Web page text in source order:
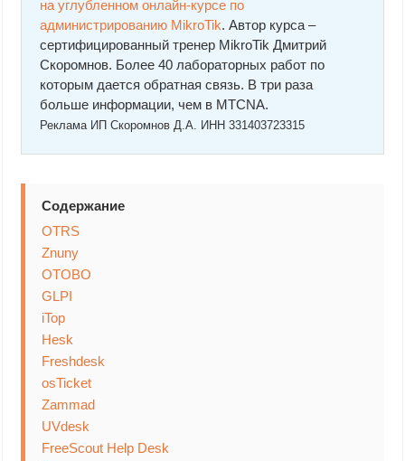
на углубленном онлайн-курcе по
администрированию MikroTik. Автор курcа –
сертифицированный тренер MikroTik Дмитрий
Скоромнов. Более 40 лабораторных работ по
которым дается обратная связь. В три раза
больше информации, чем в MTCNA.
Реклама ИП Скоромнов Д.А. ИНН 331403723315
Содержание
OTRS
Znuny
OTOBO
GLPI
iTop
Hesk
Freshdesk
osTicket
Zammad
UVdesk
FreeScout Help Desk